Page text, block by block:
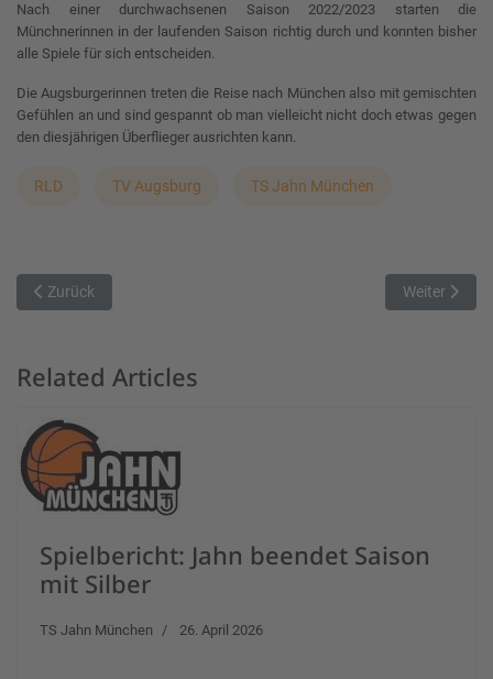
Nach einer durchwachsenen Saison 2022/2023 starten die
Münchnerinnen in der laufenden Saison richtig durch und konnten bisher
alle Spiele für sich entscheiden.
Die Augsburgerinnen treten die Reise nach München also mit gemischten
Gefühlen an und sind gespannt ob man vielleicht nicht doch etwas gegen
den diesjährigen Überflieger ausrichten kann.
RLD TV Augsburg TS Jahn München
Vorheriger Beitrag: Letztes Spiel der Hinrunde gegen Tabellenführer
Zurück Nächster
Weiter
Related Articles
Spielbericht: Jahn beendet Saison
mit Silber
TS Jahn München 26. April 2026